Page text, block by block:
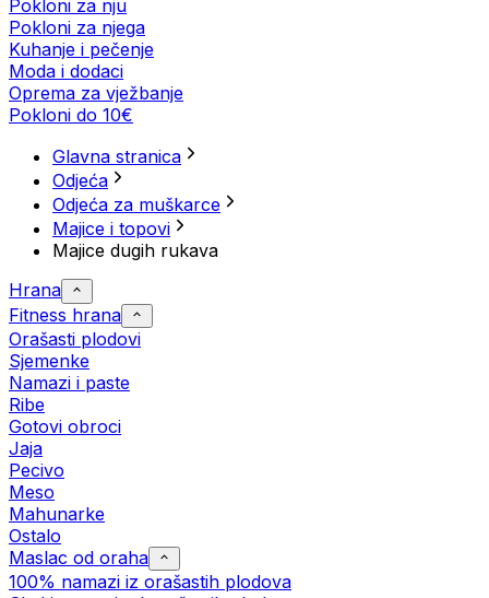
Pokloni za nju
Pokloni za njega
Kuhanje i pečenje
Moda i dodaci
Oprema za vježbanje
Pokloni do 10€
Glavna stranica
Odjeća
Odjeća za muškarce
Majice i topovi
Majice dugih rukava
Hrana
Fitness hrana
Orašasti plodovi
Sjemenke
Namazi i paste
Ribe
Gotovi obroci
Jaja
Pecivo
Meso
Mahunarke
Ostalo
Maslac od oraha
100% namazi iz orašastih plodova